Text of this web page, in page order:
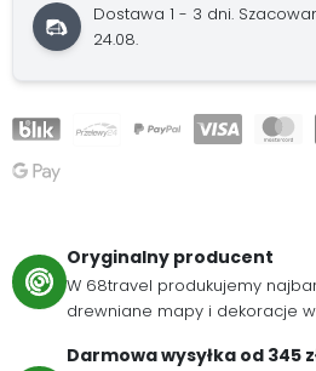
Dostawa 1 - 3 dni.
24.08.
Oryginalny producent
W 68travel produkujemy
drewniane mapy i dekoracje
Darmowa wysyłka od 345